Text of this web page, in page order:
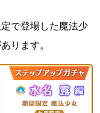
で登場した魔法少
ります。